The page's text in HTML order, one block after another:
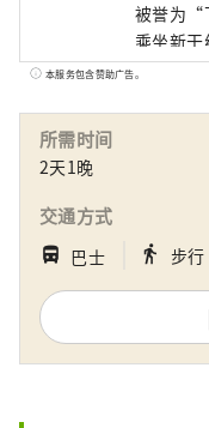
被誉为“
乘坐新
约1小时
本服务包含赞助广告。
所需时间
2天1晚
交通方式
directions_bus_filled 巴士 directions_walk 步行